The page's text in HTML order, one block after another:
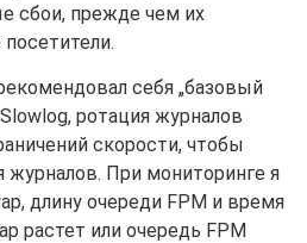
сбои, прежде чем их
себя „базовый
ротация журналов
скорости, чтобы
журналов. При мониторинге я
длину очереди FPM и время
растет или очередь FPM